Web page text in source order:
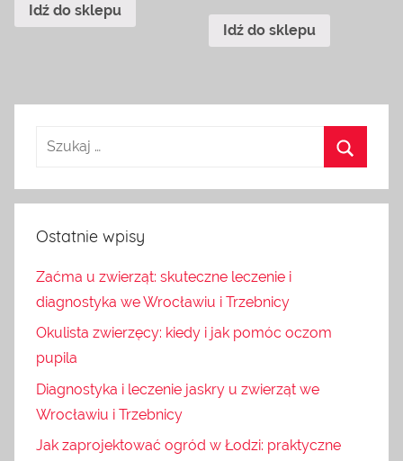
Idź do sklepu
Idź do sklepu
Ostatnie wpisy
Zaćma u zwierząt: skuteczne leczenie i
diagnostyka we Wrocławiu i Trzebnicy
Okulista zwierzęcy: kiedy i jak pomóc oczom
pupila
Diagnostyka i leczenie jaskry u zwierząt we
Wrocławiu i Trzebnicy
Jak zaprojektować ogród w Łodzi: praktyczne